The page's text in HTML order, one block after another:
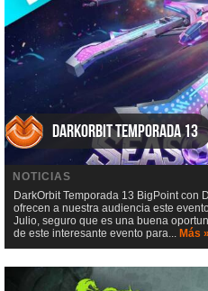
DarkOrbit Temporada 13
NOTICIAS
DarkOrbit Temporada 13 BigPoint con
ofrecen a nuestra audiencia este
Julio, seguro que es una buena
de este interesante evento para... Más »